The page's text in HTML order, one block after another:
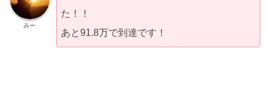
みー
た！！
あと91.8万で到達です！